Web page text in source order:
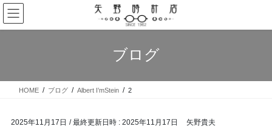
コ
ン
テ
ス
ナ
ビ
ゲ
ン
ブログ
HOME ブログ Albert I’mStein 2
2025年11月17日 / 最終更新日時 : 2025年11月17日 矢野貴夫